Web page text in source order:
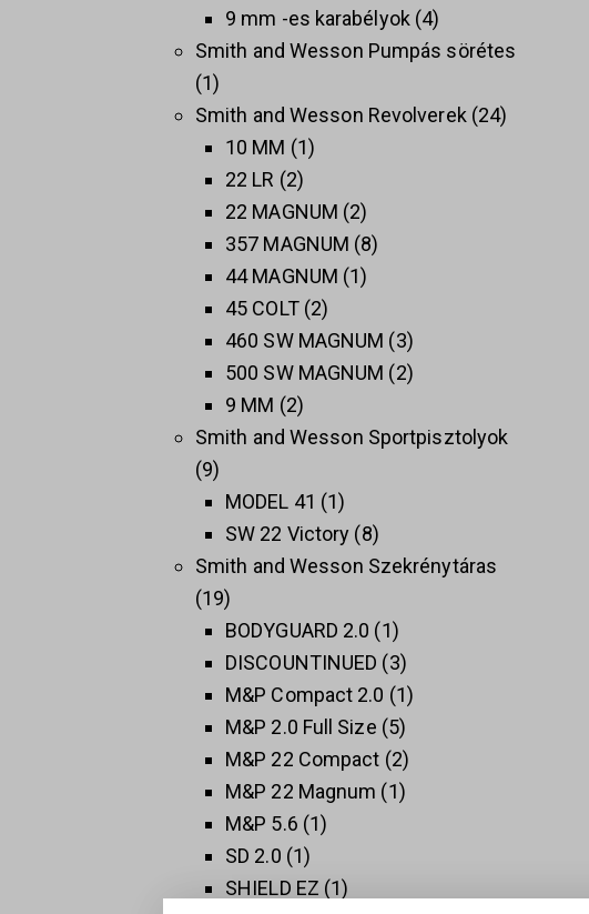
9 mm -es karabélyok 4
Smith and Wesson Pumpás sörétes
1
Smith and Wesson Revolverek 24
10 MM 1
22 LR 2
22 MAGNUM 2
357 MAGNUM 8
44 MAGNUM 1
45 COLT 2
460 SW MAGNUM
3
500 SW MAGNUM
2
9 MM 2
Smith and Wesson Sportpisztolyok
9
MODEL 41
1
SW 22 Victory 8
Smith and Wesson Szekrénytáras
19
BODYGUARD 2.0
1
DISCOUNTINUED
3
M&P Compact 2.0 1
M&P 2.0 Full Size 5
M&P 22 Compact 2
M&P 22 Magnum
1
M&P 5.6 1
SD 2.0 1
SHIELD EZ 1